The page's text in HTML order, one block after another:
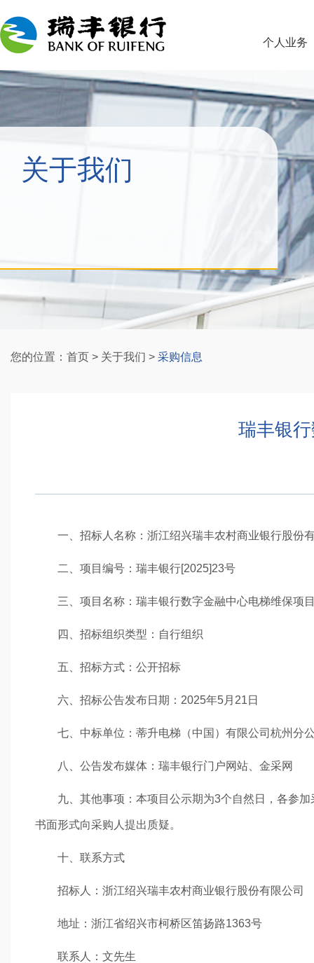
个人业务
关于我们
您的位置： 首页 > 关于我们 > 采购信息
瑞丰银
一、招标人名称：浙江绍兴瑞丰农村商业银行股份
二、项目编号：瑞丰银行[2025]23号
三、项目名称：瑞丰银行数字金融中心电梯维保项
四、招标组织类型：自行组织
五、招标方式：公开招标
六、招标公告发布日期：2025年5月21日
七、中标单位：蒂升电梯（中国）有限公司杭州分
八、公告发布媒体：瑞丰银行门户网站、金采网
九、其他事项：本项目公示期为3个自然日，各参加
书面形式向采购人提出质疑。
十、联系方式
招标人：浙江绍兴瑞丰农村商业银行股份有限公司
地址：浙江省绍兴市柯桥区笛扬路1363号
联系人：文先生